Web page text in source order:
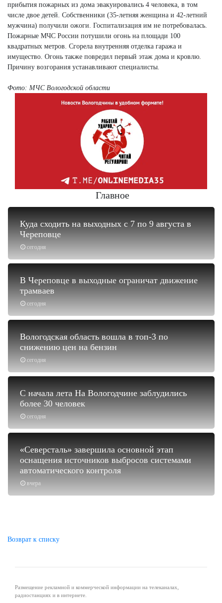
прибытия пожарных из дома эвакуировались 4 человека, в том
числе двое детей. Собственники (35-летняя женщина и 42-летний
мужчина) получили ожоги. Госпитализация им не потребовалась.
Пожарные МЧС России потушили огонь на площади 100
квадратных метров. Сгорела внутренняя отделка гаража и
имущество. Огонь также повредил первый этаж дома и кровлю.
Причину возгорания устанавливают специалисты.
Фото: МЧС Вологодской области
Главное
сегодня
Куда сходить на выходных с 7 по 9 августа в
Череповце
сегодня
В Череповце в выходные ограничат движение
трамваев
сегодня
Вологодская область вошла в топ-3 по
снижению цен на бензин
сегодня
С начала лета На Вологодчине заблудились
более 30 человек
вчера
«Северсталь» завершила основной этап
оснащения источников выбросов системами
автоматического контроля
Возврат к списку
Размещение рекламной и коммерческой информации на телеканалах,
радиостанциях и в интернете.